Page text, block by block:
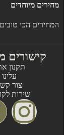
מחירים מיוחדים
המחירים הכי
קישורים
תקנון
עלינו
צור
שירות